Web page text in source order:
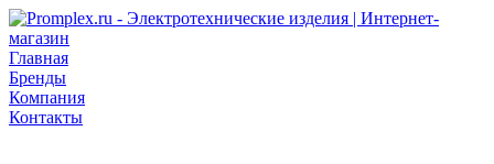
Главная
Бренды
Компания
Контакты